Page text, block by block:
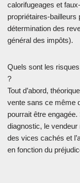
calorifugeages et
propriétaires-bailleurs
détermination des
général des impôts).
Quels sont les
?
Tout d’abord,
vente sans ce même
pourrait être
diagnostic, le vendeur
des vices cachés et
en fonction du